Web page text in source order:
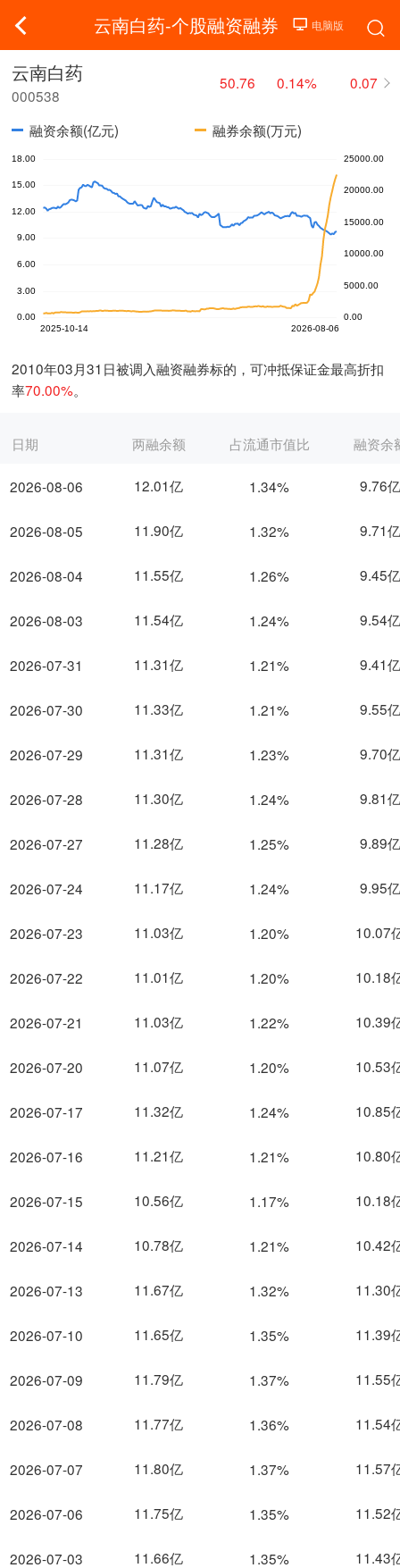
云南白药-个股融资融券
云南白药
000538
50.76 0.14% 0.07
融资余额(亿元) 融券余额(万元)
2010年03月31日被调入融资融券标的，可冲抵保证金最高折扣
率70.00%。
日期
2026-08-06
2026-08-05
2026-08-04
2026-08-03
2026-07-31
2026-07-30
2026-07-29
2026-07-28
2026-07-27
2026-07-24
2026-07-23
2026-07-22
2026-07-21
2026-07-20
2026-07-17
2026-07-16
2026-07-15
2026-07-14
2026-07-13
2026-07-10
2026-07-09
2026-07-08
2026-07-07
2026-07-06
2026-07-03
两融余额 占流通市值比 融资余
12.01亿 1.34% 9.76亿
11.90亿 1.32% 9.71亿
11.55亿 1.26% 9.45亿
11.54亿 1.24% 9.54亿
11.31亿 1.21% 9.41亿
11.33亿 1.21% 9.55亿
11.31亿 1.23% 9.70亿
11.30亿 1.24% 9.81亿
11.28亿 1.25% 9.89亿
11.17亿 1.24% 9.95亿
11.03亿 1.20% 10.07
11.01亿 1.20% 10.18
11.03亿 1.22% 10.39
11.07亿 1.20% 10.53
11.32亿 1.24% 10.85
11.21亿 1.21% 10.80
10.56亿 1.17% 10.18
10.78亿 1.21% 10.42
11.67亿 1.32% 11.30
11.65亿 1.35% 11.39
11.79亿 1.37% 11.55
11.77亿 1.36% 11.54
11.80亿 1.37% 11.57
11.75亿 1.35% 11.52
11.66亿 1.35% 11.43